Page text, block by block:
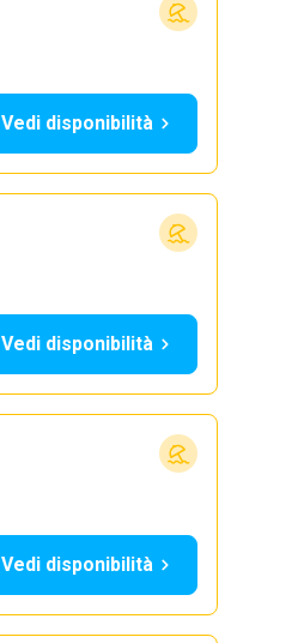
Vedi disponibilità
Vedi disponibilità
Vedi disponibilità